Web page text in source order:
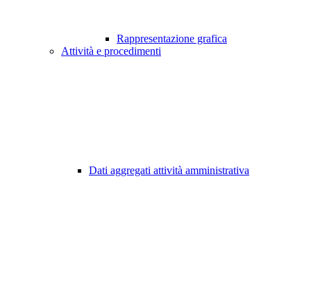
Rappresentazione grafica
Attività e procedimenti
Dati aggregati attività amministrativa